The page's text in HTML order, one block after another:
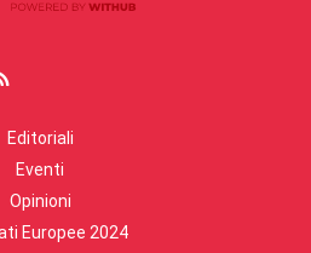
Editoriali
Eventi
Opinioni
Europee 2024